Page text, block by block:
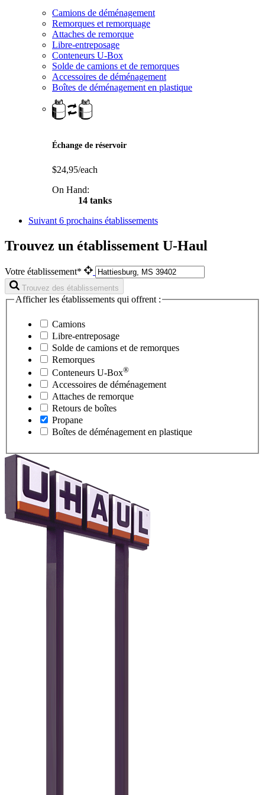
Camions de déménagement
Remorques et remorquage
Attaches de remorque
Libre-entreposage
Conteneurs U-Box
Solde de camions et de remorques
Accessoires de déménagement
Boîtes de déménagement en plastique
Échange de réservoir
$24,95/each
On Hand:
14 tanks
Suivant6 prochains établissements
Trouvez un établissement U-Haul
Votre établissement*
Trouvez des établissements
Afficher les établissements qui offrent :
Camions
Libre-entreposage
Solde de camions et de remorques
Remorques
Conteneurs U-Box®
Accessoires de déménagement
Attaches de remorque
Retours de boîtes
Propane
Boîtes de déménagement en plastique